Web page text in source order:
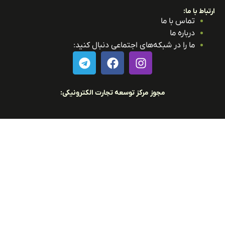
با ما:
تماس با ما
درباره ما
ما را در شبکه‌های اجتماعی دنبال کنید:
مجوز مرکز توسعه تجارت الکترونیکی: